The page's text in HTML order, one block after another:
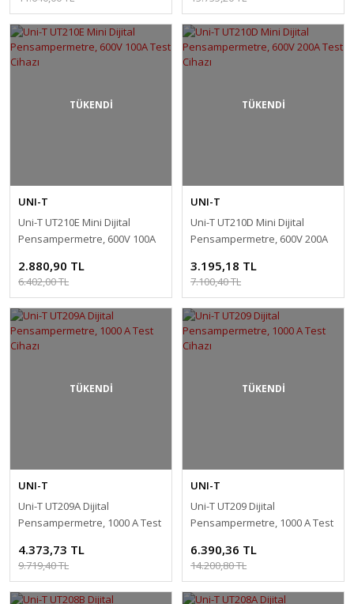
TÜKENDİ
UNI-T
Uni-T UT210E Mini Dijital
Pensampermetre, 600V 100A
2.880,90 TL
6.402,00 TL
TÜKENDİ
UNI-T
Uni-T UT210D Mini Dijital
Pensampermetre, 600V 200A
3.195,18 TL
7.100,40 TL
TÜKENDİ
UNI-T
Uni-T UT209A Dijital
Pensampermetre, 1000 A Test
4.373,73 TL
9.719,40 TL
TÜKENDİ
UNI-T
Uni-T UT209 Dijital
Pensampermetre, 1000 A Test
6.390,36 TL
14.200,80 TL